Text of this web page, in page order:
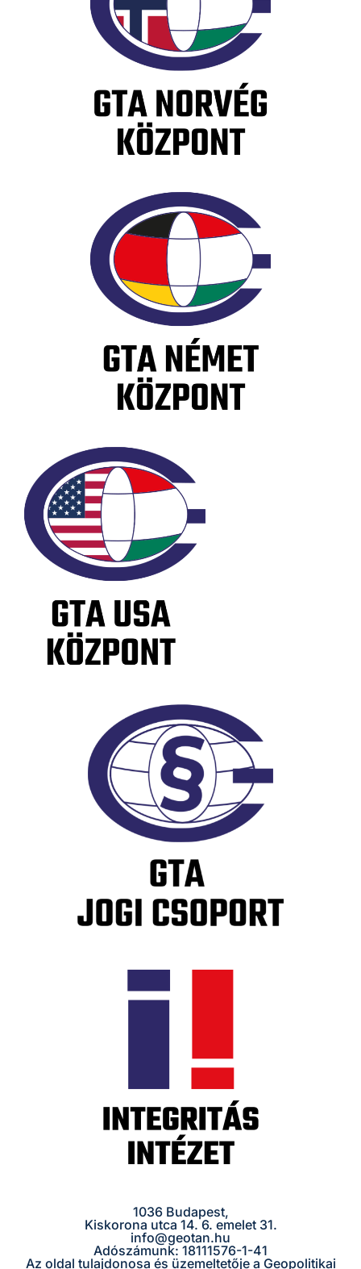
1036 Budapest,
Kiskorona utca 14. 6. emelet 31.
info@geotan.hu
Adószámunk: 18111576-1-41
Az oldal tulajdonosa és üzemeltetője a Geopolitikai